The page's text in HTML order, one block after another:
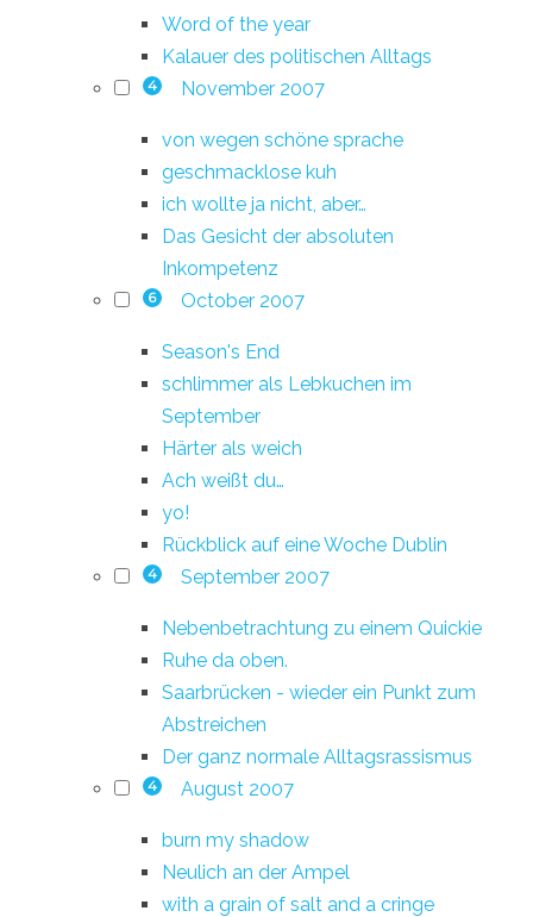
Word of the year
Kalauer des politischen Alltags
4 November 2007
von wegen schöne sprache
geschmacklose kuh
ich wollte ja nicht, aber…
Das Gesicht der absoluten
Inkompetenz
6 October 2007
Season's End
schlimmer als Lebkuchen im
September
Härter als weich
Ach weißt du…
yo!
Rückblick auf eine Woche Dublin
4 September 2007
Nebenbetrachtung zu einem Quickie
Ruhe da oben.
Saarbrücken - wieder ein Punkt zum
Abstreichen
Der ganz normale Alltagsrassismus
4 August 2007
burn my shadow
Neulich an der Ampel
with a grain of salt and a cringe